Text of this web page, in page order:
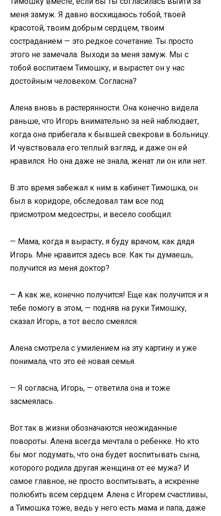
меня замуж. Я давно восхищаюсь тобой, твоей
красотой, твоим добрым сердцем, твоим
состраданием — это редкое сочетание. Ты просто
этого не замечала. Выходи за меня замуж. Мы с
тобой воспитаем Тимошку, и вырастет он у нас
достойным человеком. Согласна?
Алена вновь в растерянности. Она конечно видела
раньше, что Игорь внимательно за ней наблюдает,
когда она прибегала к бывшей свекрови в больницу.
И чувствовала его теплый взгляд, и даже он ей
нравился. Но она даже не знала, женат ли он или нет.
В это время забежал к ним в кабинет Тимошка, он
был в коридоре, обследовал там все под
присмотром медсестры, и весело сообщил:
— Мама, когда я вырасту, я буду врачом, как дядя
Игорь. Мне нравится здесь все. Как ты думаешь,
получится из меня доктор?
— А как же, конечно получится! Еще как получится и я
тебе помогу в этом, — подняв на руки Тимошку,
сказал Игорь, а тот весло смеялся.
Алена смотрела с умилением на эту картину и уже
понимала, что это её новая семья.
— Я согласна, Игорь, — ответила она и тоже
засмеялась.
Вот так в жизни обозначаются неожиданные
повороты. Алена всегда мечтала о ребенке. Но кто
бы мог подумать, что она будет воспитывать сына,
которого родила другая женщина от её мужа? И
самое главное, не просто воспитывать, а искренне
полюбить всем сердцем. Алена с Игорем счастливы,
а Тимошка тоже, ведь у него есть мама и папа, даже